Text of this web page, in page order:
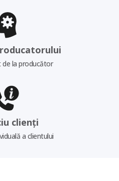
de la producător
clienți
a clientului